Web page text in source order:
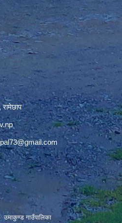
रामेछाप
गाउँपालिका